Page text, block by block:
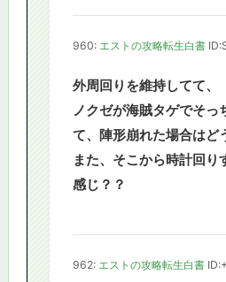
960: エストの攻略転生白書
外周回りを維持してて、
ノクゼが海賊タゲでそっ
て、陣形崩れた場合はど
また、そこから時計回り
感じ？？
962: エストの攻略転生白書